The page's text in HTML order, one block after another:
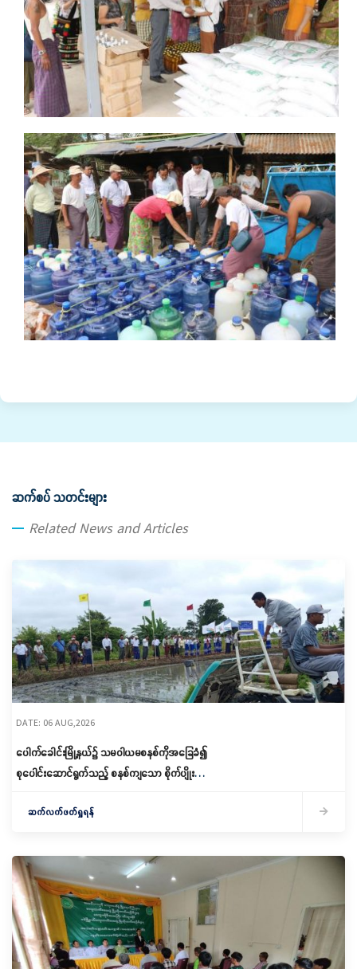
ဆက်စပ် သတင်းများ
Related News and Articles
DATE: 06 AUG,2026
ပေါက်ခေါင်းမြို့နယ်၌ သမဝါယမစနစ်ကိုအခြေခံ၍
စုပေါင်းဆောင်ရွက်သည့် စနစ်ကျသော စိုက်ပျိုးရေး
ဆက်လက်ဖတ်ရှုရန်